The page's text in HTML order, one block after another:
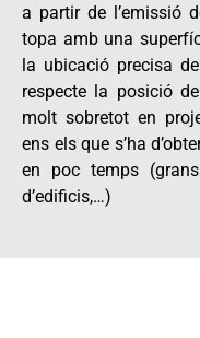
a partir de l’emissió
topa amb una
la ubicació precisa
respecte la posició de
molt sobretot en
ens els que s’ha
en poc temps
d’edificis,…)